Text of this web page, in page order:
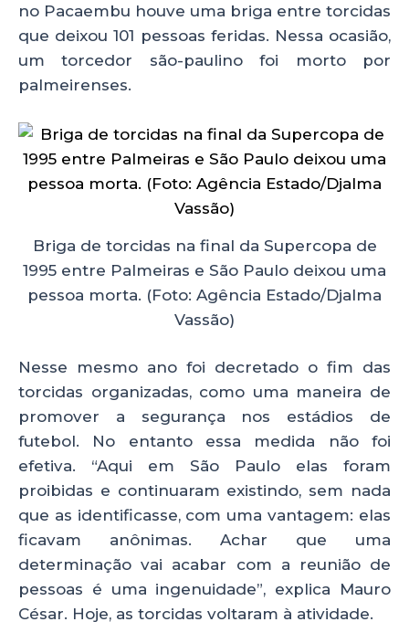
no Pacaembu houve uma briga entre torcidas
que deixou 101 pessoas feridas. Nessa ocasião,
um torcedor são-paulino foi morto por
palmeirenses.
Briga de torcidas na final da Supercopa de
1995 entre Palmeiras e São Paulo deixou uma
pessoa morta. (Foto: Agência Estado/Djalma
Vassão)
Nesse mesmo ano foi decretado o fim das
torcidas organizadas, como uma maneira de
promover a segurança nos estádios de
futebol. No entanto essa medida não foi
efetiva. “Aqui em São Paulo elas foram
proibidas e continuaram existindo, sem nada
que as identificasse, com uma vantagem: elas
ficavam anônimas. Achar que uma
determinação vai acabar com a reunião de
pessoas é uma ingenuidade”, explica Mauro
César. Hoje, as torcidas voltaram à atividade.